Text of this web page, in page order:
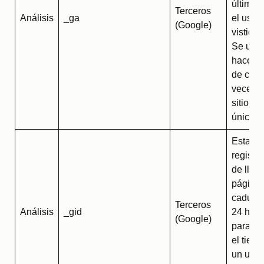
Análisis _ga
Terceros
(Google)
última
el
vistió
Se
hacer
de
veces
sitio un
único.
Análisis _gid
Terceros
(Google)
Esta
de
página
24
para
el
un